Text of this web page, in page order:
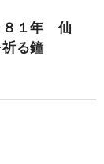
８１年 仙
る鐘